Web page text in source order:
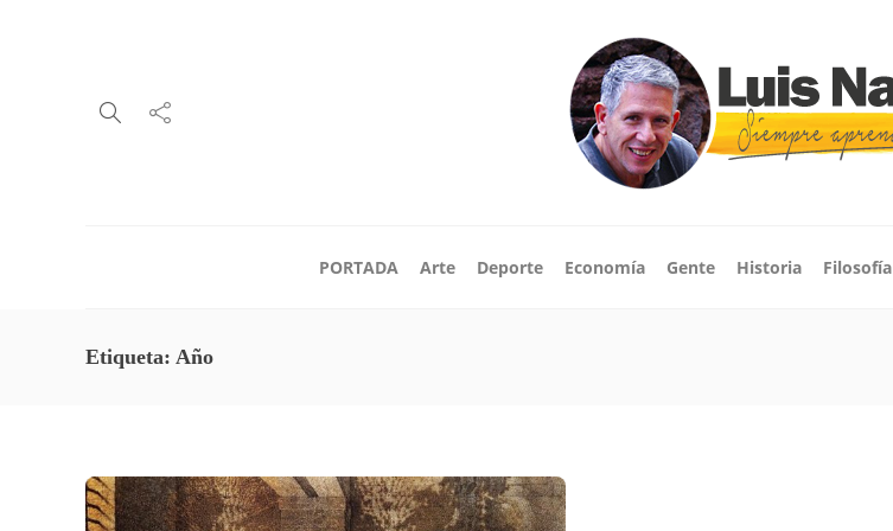
PORTADA Arte Deporte Economía Gente Historia Filosofía
Etiqueta: Año